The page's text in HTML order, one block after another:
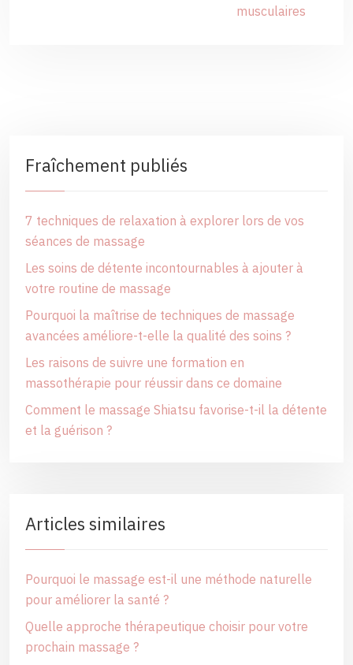
musculaires
Fraîchement publiés
7 techniques de relaxation à explorer lors de vos
séances de massage
Les soins de détente incontournables à ajouter à
votre routine de massage
Pourquoi la maîtrise de techniques de massage
avancées améliore-t-elle la qualité des soins ?
Les raisons de suivre une formation en
massothérapie pour réussir dans ce domaine
Comment le massage Shiatsu favorise-t-il la détente
et la guérison ?
Articles similaires
Pourquoi le massage est-il une méthode naturelle
pour améliorer la santé ?
Quelle approche thérapeutique choisir pour votre
prochain massage ?